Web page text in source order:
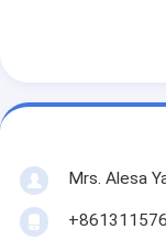
Mrs. Alesa